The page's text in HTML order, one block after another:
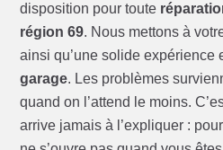
disposition pour toute
région 69. Nous mettons à
ainsi qu’une solide expérience
garage. Les problèmes
quand on l’attend le moins.
arrive jamais à l’expliquer :